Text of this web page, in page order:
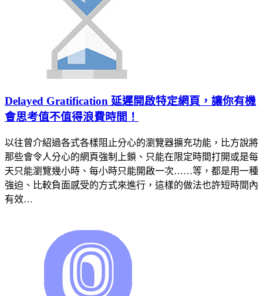
Delayed Gratification 延遲開啟特定網頁，讓你有機
會思考值不值得浪費時間！
以往曾介紹過各式各樣阻止分心的瀏覽器擴充功能，比方說將
那些會令人分心的網頁強制上鎖、只能在限定時間打開或是每
天只能瀏覽幾小時、每小時只能開啟一次……等，都是用一種
強迫、比較負面感受的方式來進行，這樣的做法也許短時間內
有效…